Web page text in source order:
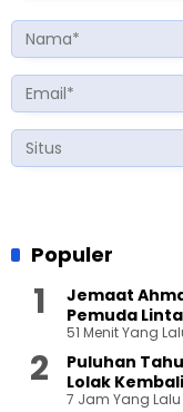
Populer
Jemaat
Pemuda
51 Menit Yang
Puluhan
Lolak
7 Jam Yang Lalu